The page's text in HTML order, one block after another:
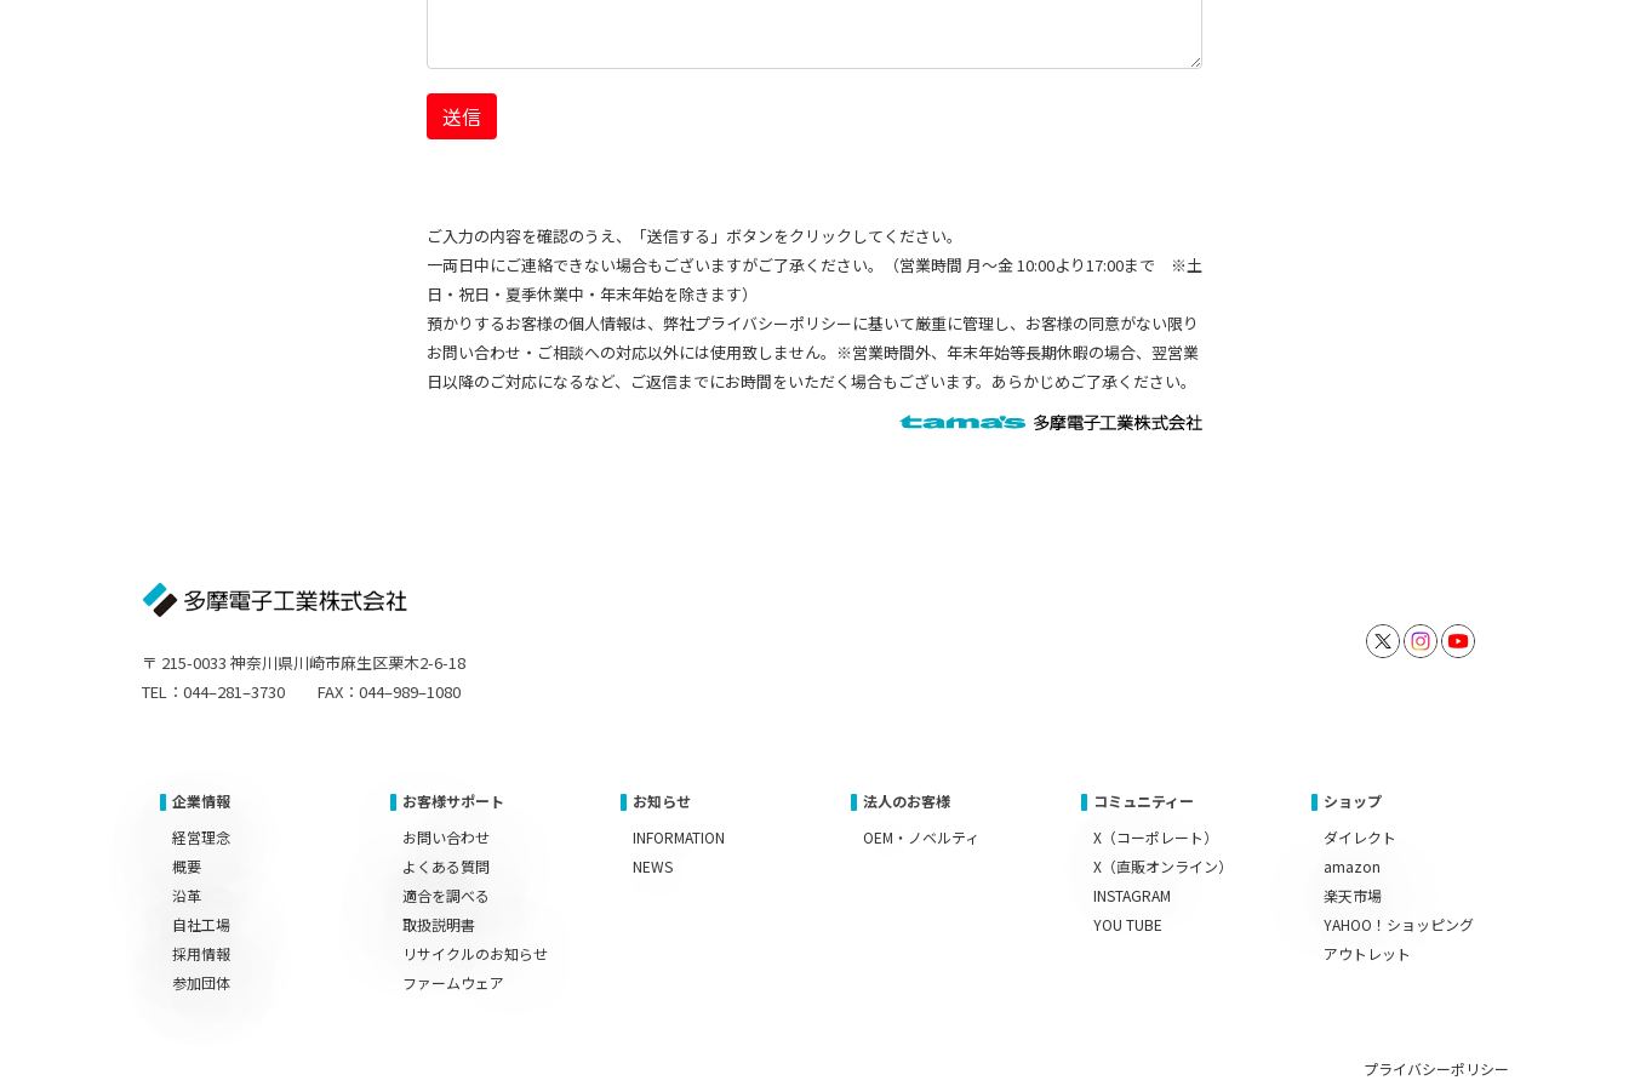
送信
ご入力の内容を確認のうえ、「送信する」ボタンをクリックしてください。
一両日中にご連絡できない場合もございますがご了承ください。（営業時間 月～金 10:00より17:00まで ※土
日・祝日・夏季休業中・年末年始を除きます）
預かりするお客様の個人情報は、弊社プライバシーポリシーに基いて厳重に管理し、お客様の同意がない限り
お問い合わせ・ご相談への対応以外には使用致しません。※営業時間外、年末年始等長期休暇の場合、翌営業
日以降のご対応になるなど、ご返信までにお時間をいただく場合もございます。あらかじめご了承ください。
〒 215-0033 神奈川県川崎市麻生区栗木2-6-18
TEL：044–281–3730 FAX：044–989–1080
企業情報
経営理念
概要
沿革
自社工場
採用情報
参加団体
お客様サポート
お問い合わせ
よくある質問
適合を調べる
取扱説明書
リサイクルのお知らせ
ファームウェア
お知らせ
INFORMATION
NEWS
法人のお客様
OEM・ノベルティ
コミュニティー
X（コーポレート）
X（直販オンライン）
INSTAGRAM
YOU TUBE
ショップ
ダイレクト
amazon
楽天市場
YAHOO！ショッピング
アウトレット
プライバシーポリシー